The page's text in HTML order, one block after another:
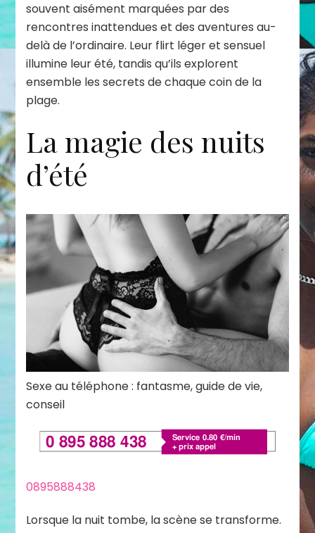
souvent aisément marquées par des
rencontres inattendues et des aventures au-
delà de l’ordinaire. Leur flirt léger et sensuel
illumine leur été, tandis qu’ils explorent
ensemble les secrets de chaque coin de la
plage.
La magie des nuits
d’été
Sexe au téléphone : fantasme, guide de vie,
conseil
0895888438
Lorsque la nuit tombe, la scène se transforme.